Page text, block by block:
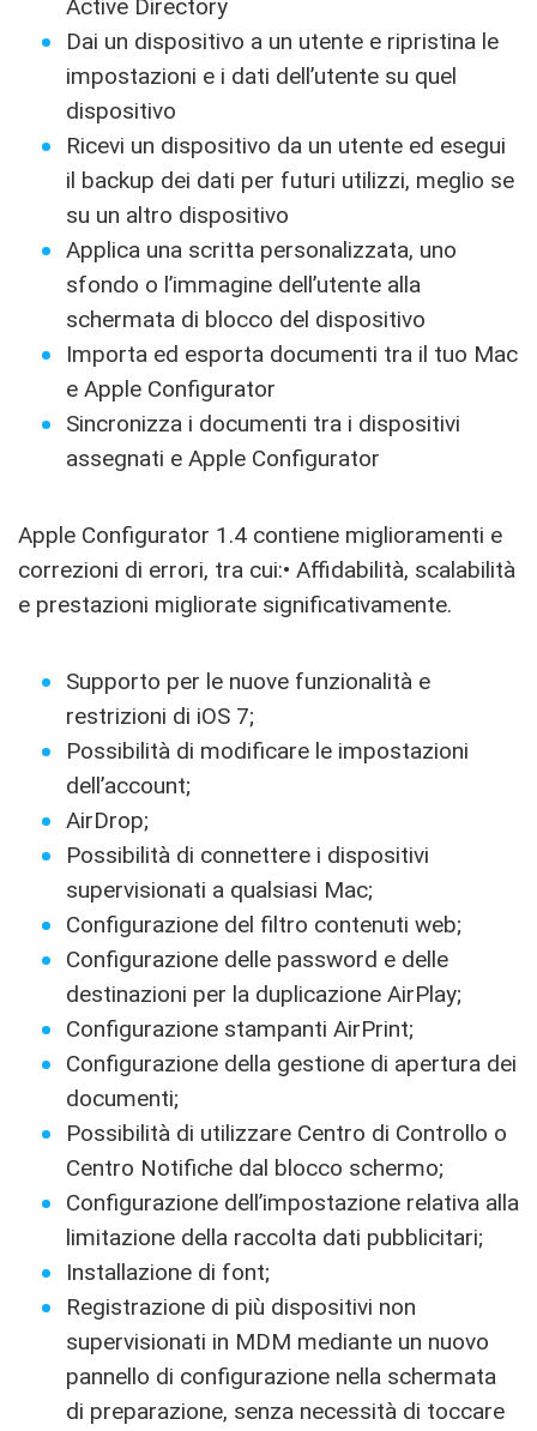
Active Directory
Dai un dispositivo a un utente e ripristina le
impostazioni e i dati dell’utente su quel
dispositivo
Ricevi un dispositivo da un utente ed esegui
il backup dei dati per futuri utilizzi, meglio se
su un altro dispositivo
Applica una scritta personalizzata, uno
sfondo o l’immagine dell’utente alla
schermata di blocco del dispositivo
Importa ed esporta documenti tra il tuo Mac
e Apple Configurator
Sincronizza i documenti tra i dispositivi
assegnati e Apple Configurator
Apple Configurator 1.4 contiene miglioramenti e
correzioni di errori, tra cui:• Affidabilità, scalabilità
e prestazioni migliorate significativamente.
Supporto per le nuove funzionalità e
restrizioni di iOS 7;
Possibilità di modificare le impostazioni
dell’account;
AirDrop;
Possibilità di connettere i dispositivi
supervisionati a qualsiasi Mac;
Configurazione del filtro contenuti web;
Configurazione delle password e delle
destinazioni per la duplicazione AirPlay;
Configurazione stampanti AirPrint;
Configurazione della gestione di apertura dei
documenti;
Possibilità di utilizzare Centro di Controllo o
Centro Notifiche dal blocco schermo;
Configurazione dell’impostazione relativa alla
limitazione della raccolta dati pubblicitari;
Installazione di font;
Registrazione di più dispositivi non
supervisionati in MDM mediante un nuovo
pannello di configurazione nella schermata
di preparazione, senza necessità di toccare